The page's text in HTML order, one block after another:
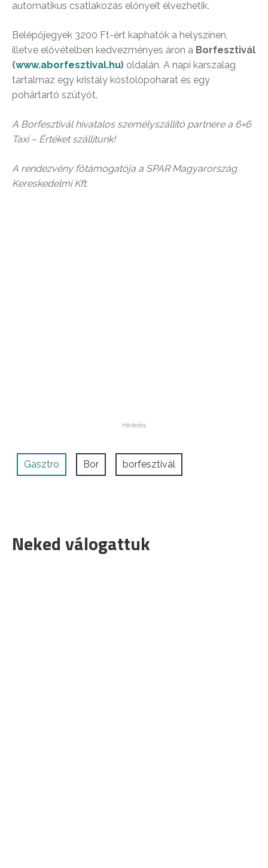
automatikus csatlakozás előnyeit élvezhetik.
Belépőjegyek 3200 Ft-ért kaphatók a helyszínen,
illetve elővételben kedvezményes áron a Borfesztivál
(www.aborfesztival.hu) oldalán. A napi karszalag
tartalmaz egy kristály kóstolópoharat és egy
pohártartó szütyőt.
A Borfesztivál hivatalos személyszállító partnere a 6×6
Taxi – Értéket szállítunk!
A rendezvény főtámogatója a SPAR Magyarország
Kereskedelmi Kft.
Gasztro Bor borfesztivál
Neked válogattuk